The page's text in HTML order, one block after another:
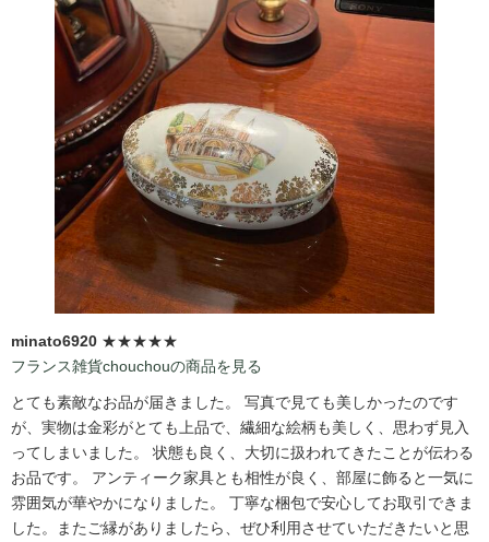
minato6920 ★★★★★
フランス雑貨chouchouの商品を見る
とても素敵なお品が届きました。 写真で見ても美しかったのです
が、実物は金彩がとても上品で、繊細な絵柄も美しく、思わず見入
ってしまいました。 状態も良く、大切に扱われてきたことが伝わる
お品です。 アンティーク家具とも相性が良く、部屋に飾ると一気に
雰囲気が華やかになりました。 丁寧な梱包で安心してお取引できま
した。またご縁がありましたら、ぜひ利用させていただきたいと思